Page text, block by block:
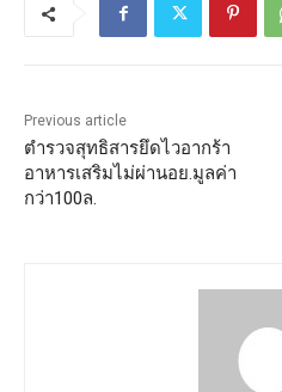
Previous article
ตำรวจสุทธิสารยึดไวอากร้า
อาหารเสริมไม่ผ่านอย.มูลค่า
กว่า100ล.